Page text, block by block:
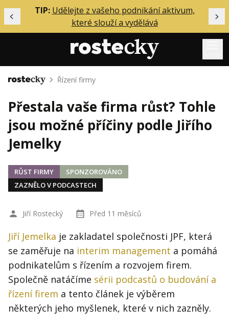
Předchozí
TIP: Udělejte z vašeho podnikání aktivum,
které slouží a vydělává
Mentoring
Podcasty
Solo
Akce
O mně
Přihlášení
Kontakt
Obchodní podmínky
Hledaná fráze Hledat
Domů Řízení firmy
Přestala vaše firma růst? Tohle
jsou možné příčiny podle Jiřího
Jemelky
RŮST FIRMY
SPONZOROVÁNO
ZAZNĚLO V PODCASTECH
Jiří Rostecký Před 11 měsíců
Jiří Jemelka je zakladatel společnosti JPF, která
se zaměřuje na interim management a pomáhá
podnikatelům s řízením a rozvojem firem.
Společně natáčíme sérii podcastů o budování a
řízení firem a tento článek je výběrem
některých jeho myšlenek, které v nich zazněly.